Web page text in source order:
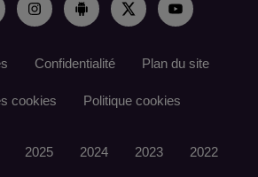
Confidentialité Plan du site
cookies Politique cookies
2025 2024 2023 2022